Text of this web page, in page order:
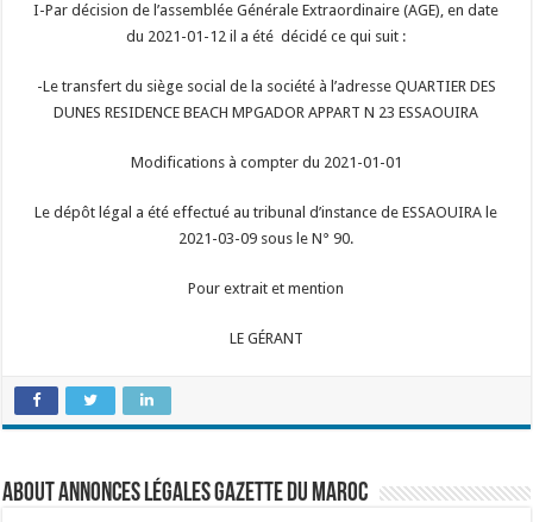
I-Par décision de l’assemblée Générale Extraordinaire (AGE), en date
du 2021-01-12 il a été décidé ce qui suit :
-Le transfert du siège social de la société à l’adresse QUARTIER DES
DUNES RESIDENCE BEACH MPGADOR APPART N 23 ESSAOUIRA
Modifications à compter du 2021-01-01
Le dépôt légal a été effectué au tribunal d’instance de ESSAOUIRA le
2021-03-09 sous le N° 90.
Pour extrait et mention
LE GÉRANT
About Annonces légales Gazette du Maroc